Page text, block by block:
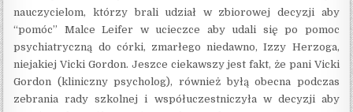
nauczycielom, którzy brali udział w zbiorowej decyzji aby
“pomóc” Malce Leifer w ucieczce aby udali się po pomoc
psychiatryczną do córki, zmarłego niedawno, Izzy Herzoga,
niejakiej Vicki Gordon. Jeszce ciekawszy jest fakt, że pani Vicki
Gordon (kliniczny psycholog), również byłą obecna podczas
zebrania rady szkolnej i współuczestniczyła w decyzji aby